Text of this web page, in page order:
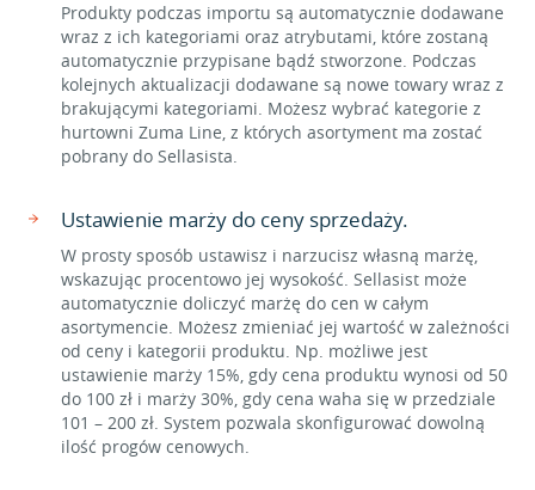
Produkty podczas importu są automatycznie dodawane
wraz z ich kategoriami oraz atrybutami, które zostaną
automatycznie przypisane bądź stworzone. Podczas
kolejnych aktualizacji dodawane są nowe towary wraz z
brakującymi kategoriami. Możesz wybrać kategorie z
hurtowni Zuma Line, z których asortyment ma zostać
pobrany do Sellasista.
Ustawienie marży do ceny sprzedaży.
W prosty sposób ustawisz i narzucisz własną marżę,
wskazując procentowo jej wysokość. Sellasist może
automatycznie doliczyć marżę do cen w całym
asortymencie. Możesz zmieniać jej wartość w zależności
od ceny i kategorii produktu. Np. możliwe jest
ustawienie marży 15%, gdy cena produktu wynosi od 50
do 100 zł i marży 30%, gdy cena waha się w przedziale
101 – 200 zł. System pozwala skonfigurować dowolną
ilość progów cenowych.